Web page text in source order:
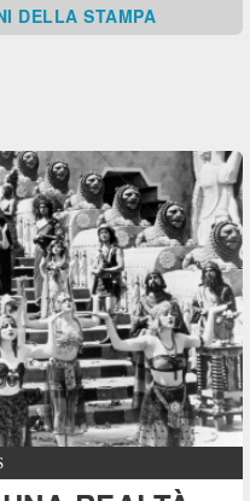
DELLA STAMPA